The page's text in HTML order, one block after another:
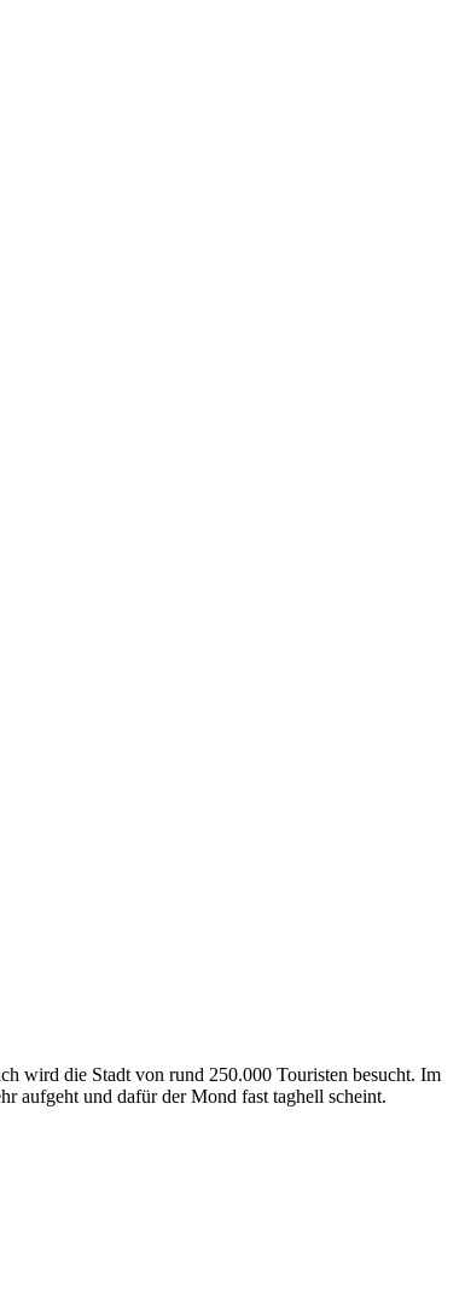
wird die Stadt von rund 250.000 Touristen besucht. Im
aufgeht und dafür der Mond fast taghell scheint.